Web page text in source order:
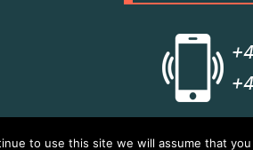
© Copyright
to use this site we will assume that